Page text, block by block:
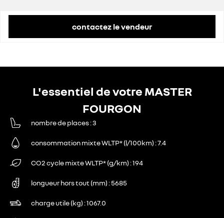
contactez le vendeur
L'essentiel de votre MASTER
FOURGON
nombre de places 3
consommation mixte WLTP* (l/100km) 7.4
CO2 cycle mixte WLTP* (g/km) 194
longueur hors tout (mm) 5685
charge utile (kg) 1067.0